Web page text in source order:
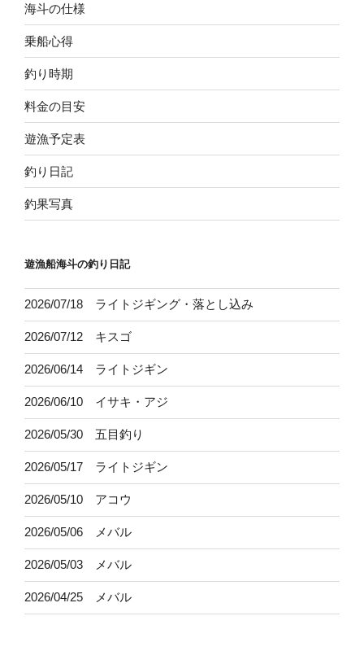
海斗の仕様
乗船心得
釣り時期
料金の目安
遊漁予定表
釣り日記
釣果写真
遊漁船海斗の釣り日記
2026/07/18 ライトジギング・落とし込み
2026/07/12 キスゴ
2026/06/14 ライトジギン
2026/06/10 イサキ・アジ
2026/05/30 五目釣り
2026/05/17 ライトジギン
2026/05/10 アコウ
2026/05/06 メバル
2026/05/03 メバル
2026/04/25 メバル